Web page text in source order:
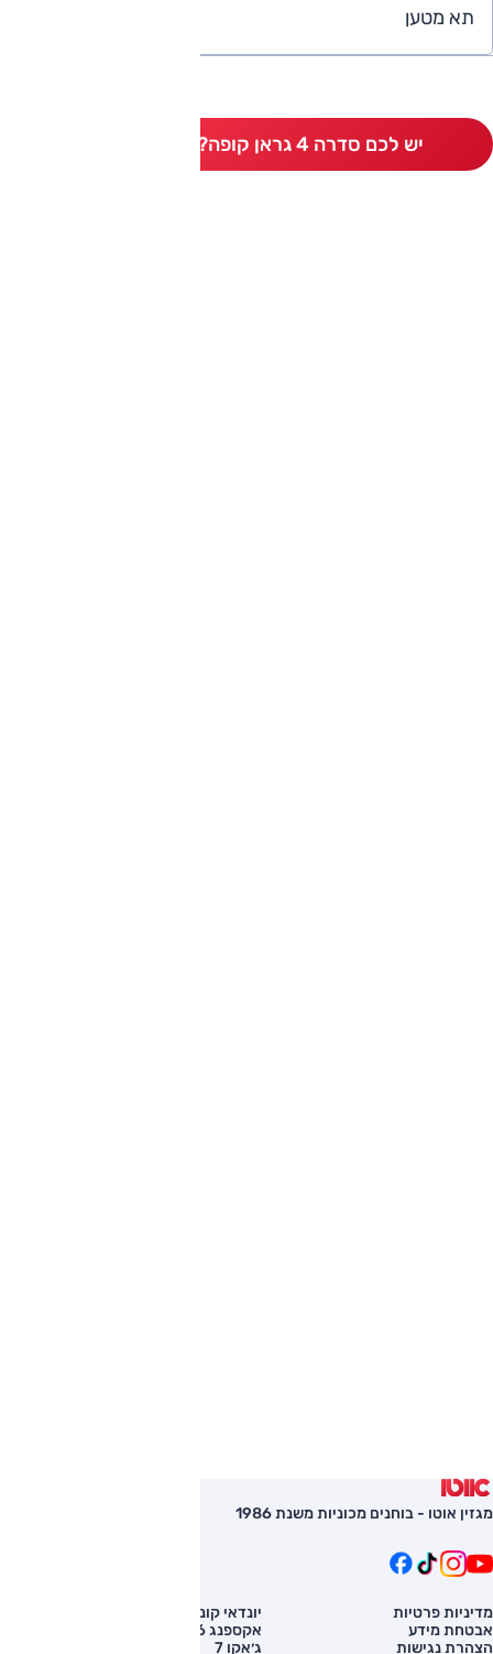
תא מטען
יש לכם סדרה 4 גראן קופה? כתבו חוות דעת
מגזין אוטו - בוחנים מכוניות משנת 1986
מדיניות פרטיות
אבטחת מידע
הצהרת נגישות
יונדאי קונה
אקספנג G6
ג׳אקו 7